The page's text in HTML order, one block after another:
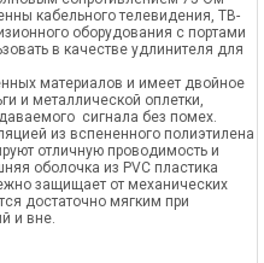
кабельного телевидения, ТВ-
оборудования с портами
в качестве удлинителя для
материалов и имеет двойное
и металлической оплетки,
сигнала без помех.
из вспененного полиэтилена
отличную проводимость и
оболочка из PVC пластика
защищает от механических
достаточно мягким при
и вне.